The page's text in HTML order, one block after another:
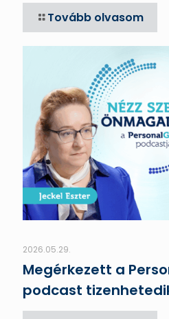
Tovább olvasom
2026.05.29.
Megérkezett a
podcast